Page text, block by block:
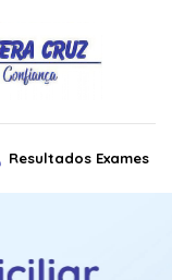
Resultados Exames